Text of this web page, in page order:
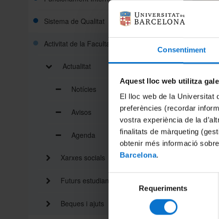
Consentiment
Aquest lloc web utilitza
El lloc web de la Universitat
preferències (recordar
vostra experiència de la
finalitats de màrqueting
obtenir més informació
Barcelona.
consentiment
Requeriments
Sistema de Qualitat
Activitat de la Facultat
Actualitat
Notícies
Avisos
Agenda
Xarxes socials
Futurs estudiants
Beques i ajuts
El 11
6 de